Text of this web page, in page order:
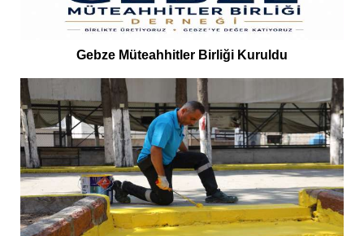
Gebze Müteahhitler Birliği Kuruldu